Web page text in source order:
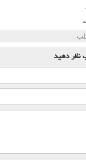
نظر دهید